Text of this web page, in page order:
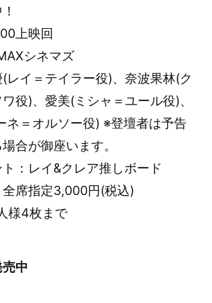
上映回
シネマズ
レイ＝テイラー役)、奈波果林(ク
役)、愛美(ミシャ＝ユール役)、
ネ＝オルソー役) ※登壇者は予告
合が御座います。
：レイ&クレア推しボード
席指定3,000円(税込)
様4枚まで
中